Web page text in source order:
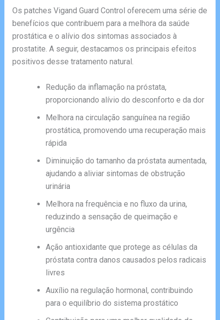
Os patches Vigand Guard Control oferecem uma série de
benefícios que contribuem para a melhora da saúde
prostática e o alívio dos sintomas associados à
prostatite. A seguir, destacamos os principais efeitos
positivos desse tratamento natural.
Redução da inflamação na próstata,
proporcionando alívio do desconforto e da dor
Melhora na circulação sanguínea na região
prostática, promovendo uma recuperação mais
rápida
Diminuição do tamanho da próstata aumentada,
ajudando a aliviar sintomas de obstrução
urinária
Melhora na frequência e no fluxo da urina,
reduzindo a sensação de queimação e
urgência
Ação antioxidante que protege as células da
próstata contra danos causados pelos radicais
livres
Auxílio na regulação hormonal, contribuindo
para o equilíbrio do sistema prostático